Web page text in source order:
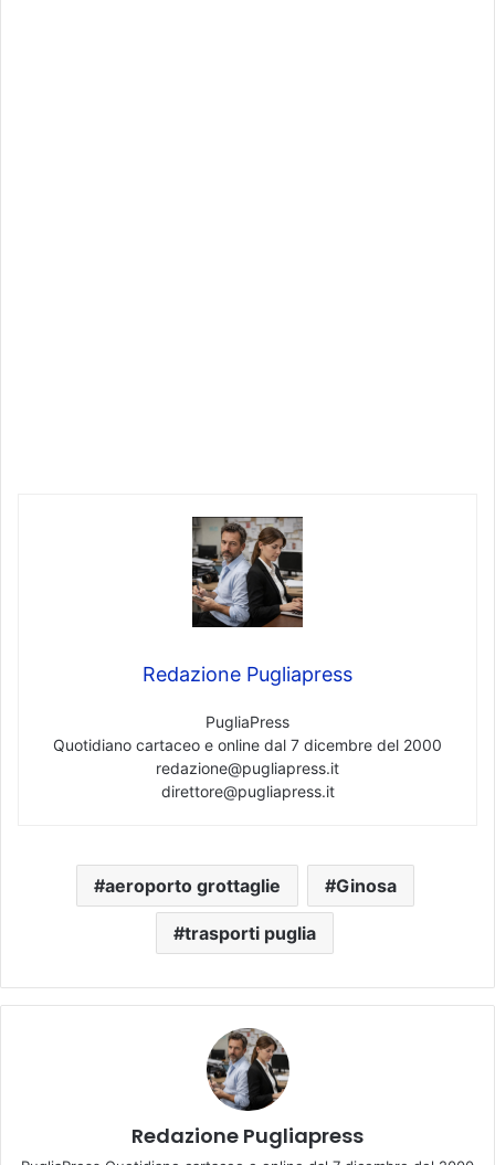
Redazione Pugliapress
PugliaPress
Quotidiano cartaceo e online dal 7 dicembre del 2000
redazione@pugliapress.it
direttore@pugliapress.it
aeroporto grottaglie Ginosa
trasporti puglia
Redazione Pugliapress